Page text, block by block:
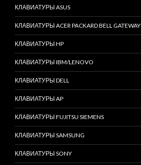
КЛАВИАТУРЫ ASUS
КЛАВИАТУРЫ ACER PACKARD BELL GATEWAY
КЛАВИАТУРЫ HP
КЛАВИАТУРЫ IBM/LENOVO
КЛАВИАТУРЫ DELL
КЛАВИАТУРЫ AP
КЛАВИАТУРЫ FUJITSU SIEMENS
КЛАВИАТУРЫ SAMSUNG
КЛАВИАТУРЫ SONY